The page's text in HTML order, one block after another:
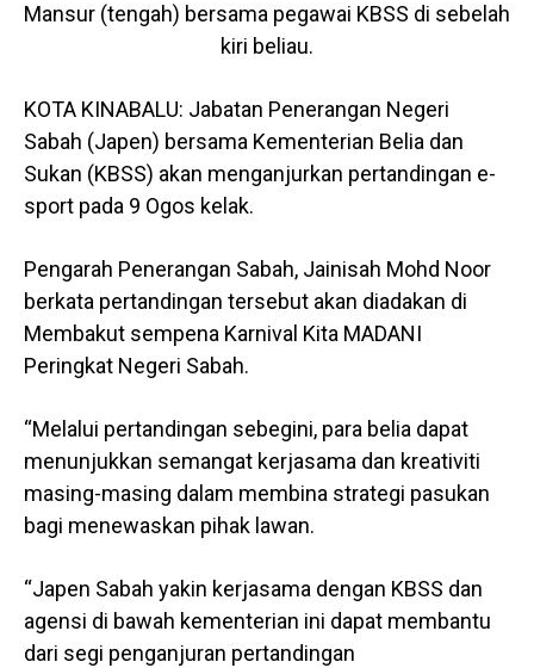
Mansur (tengah) bersama pegawai KBSS di sebelah
kiri beliau.
KOTA KINABALU: Jabatan Penerangan Negeri
Sabah (Japen) bersama Kementerian Belia dan
Sukan (KBSS) akan menganjurkan pertandingan e-
sport pada 9 Ogos kelak.
Pengarah Penerangan Sabah, Jainisah Mohd Noor
berkata pertandingan tersebut akan diadakan di
Membakut sempena Karnival Kita MADANI
Peringkat Negeri Sabah.
“Melalui pertandingan sebegini, para belia dapat
menunjukkan semangat kerjasama dan kreativiti
masing-masing dalam membina strategi pasukan
bagi menewaskan pihak lawan.
“Japen Sabah yakin kerjasama dengan KBSS dan
agensi di bawah kementerian ini dapat membantu
dari segi penganjuran pertandingan